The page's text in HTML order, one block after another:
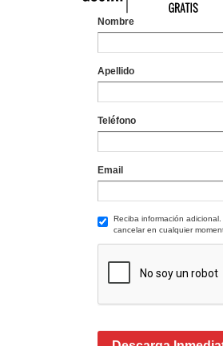
Nombre
Apellido
Teléfono
Email
Reciba información
cancelar en cualquier